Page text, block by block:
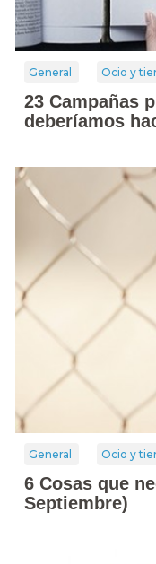
General Ocio y
23 Campañas
deberíamos
General Ocio y
6 Cosas que
Septiembre)